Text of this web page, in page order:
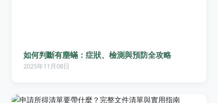
如何判斷有塵蟎：症狀、檢測與預防全攻略
2025年11月08日